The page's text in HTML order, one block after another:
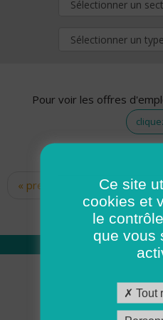
Pour voir les offres
Pages
« premier ‹ précédent
14 15
Qui
Ce site
cookies et
le
que vous
Tout